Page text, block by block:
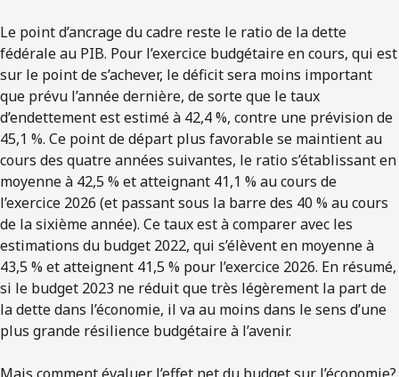
Le point d’ancrage du cadre reste le ratio de la dette
fédérale au PIB. Pour l’exercice budgétaire en cours, qui est
sur le point de s’achever, le déficit sera moins important
que prévu l’année dernière, de sorte que le taux
d’endettement est estimé à 42,4 %, contre une prévision de
45,1 %. Ce point de départ plus favorable se maintient au
cours des quatre années suivantes, le ratio s’établissant en
moyenne à 42,5 % et atteignant 41,1 % au cours de
l’exercice 2026 (et passant sous la barre des 40 % au cours
de la sixième année). Ce taux est à comparer avec les
estimations du budget 2022, qui s’élèvent en moyenne à
43,5 % et atteignent 41,5 % pour l’exercice 2026. En résumé,
si le budget 2023 ne réduit que très légèrement la part de
la dette dans l’économie, il va au moins dans le sens d’une
plus grande résilience budgétaire à l’avenir.